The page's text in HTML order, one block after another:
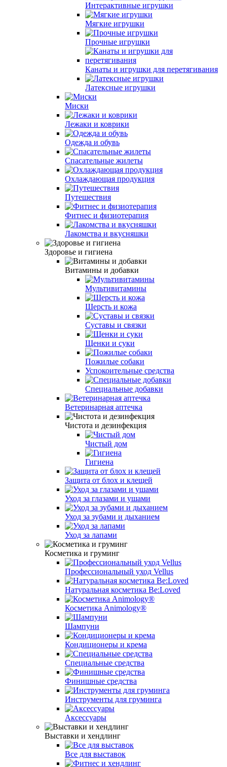
Интерактивные игрушки
Мягкие игрушки
Прочные игрушки
Канаты и игрушки для перетягивания
Латексные игрушки
Миски
Лежаки и коврики
Одежда и обувь
Спасательные жилеты
Охлаждающая продукция
Путешествия
Фитнес и физиотерапия
Лакомства и вкусняшки
Здоровье и гигиена
Витамины и добавки
Мультивитамины
Шерсть и кожа
Суставы и связки
Щенки и суки
Пожилые собаки
Успокоительные средства
Специальные добавки
Ветеринарная аптечка
Чистота и дезинфекция
Чистый дом
Гигиена
Защита от блох и клещей
Уход за глазами и ушами
Уход за зубами и дыханием
Уход за лапами
Косметика и груминг
Профессиональный уход Vellus
Натуральная косметика Be:Loved
Косметика Animology®
Шампуни
Кондиционеры и крема
Специальные средства
Финишные средства
Инструменты для груминга
Аксессуары
Выставки и хендлинг
Все для выставок